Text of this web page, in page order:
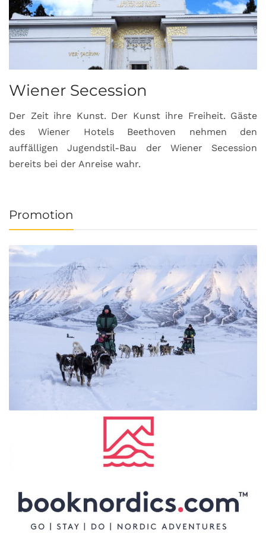
Wiener Secession
Der Zeit ihre Kunst. Der Kunst ihre Freiheit. Gäste
des Wiener Hotels Beethoven nehmen den
auffälligen Jugendstil-Bau der Wiener Secession
bereits bei der Anreise wahr.
Promotion